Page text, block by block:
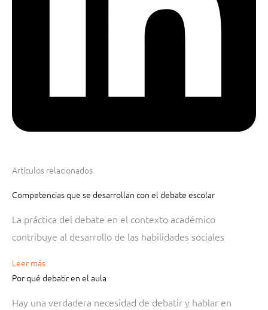
Artículos relacionados
Competencias que se desarrollan con el debate escolar
La práctica del debate en el contexto académico
contribuye al desarrollo de las habilidades sociales
Leer más
Por qué debatir en el aula
Hay una verdadera necesidad de debatir y hablar en